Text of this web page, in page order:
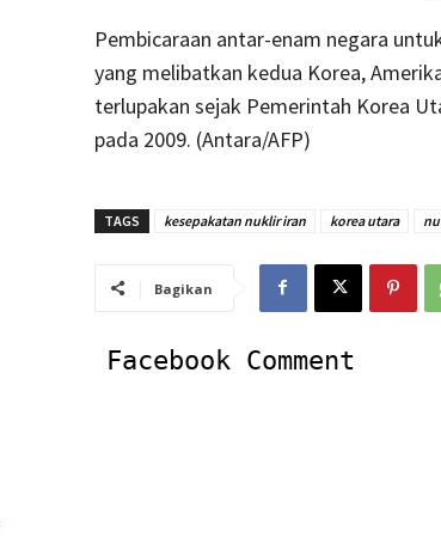
Pembicaraan antar-enam negara
yang melibatkan kedua Korea,
terlupakan sejak Pemerintah Korea
pada 2009. (Antara/AFP)
TAGS kesepakatan nuklir iran korea utara
Bagikan
Facebook Comment